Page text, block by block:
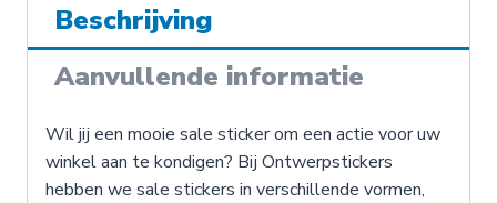
Beschrijving
Aanvullende informatie
Wil jij een mooie sale sticker om een actie voor uw
winkel aan te kondigen? Bij Ontwerpstickers
hebben we sale stickers in verschillende vormen,